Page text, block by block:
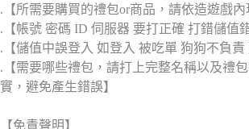
.【所需要購買的禮包or商品，請依造遊戲內
.【帳號 密碼 ID 伺服器 要打正確 打錯儲值
.【儲值中誤登入 如登入 被吃單 狗狗不負責
.【需要哪些禮包，請打上完整名稱以及禮
實，避免產生錯誤】
【免責聲明】